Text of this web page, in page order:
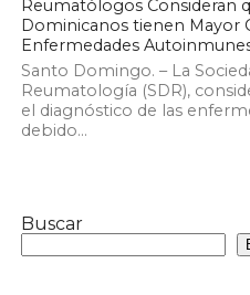
Reumatólogos Consideran
Dominicanos tienen Mayor
Enfermedades
Santo Domingo. – La
Reumatología (SDR),
el diagnóstico de las
debido...
Buscar